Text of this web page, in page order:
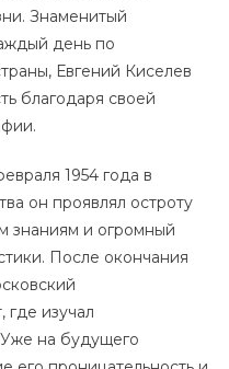
Знаменитый
день по
Евгений Киселев
благодаря своей
1954 года в
он проявлял остроту
знаниям и огромный
После окончания
где изучал
на будущего